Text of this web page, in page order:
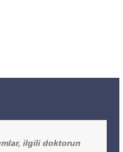
ilgili doktorun